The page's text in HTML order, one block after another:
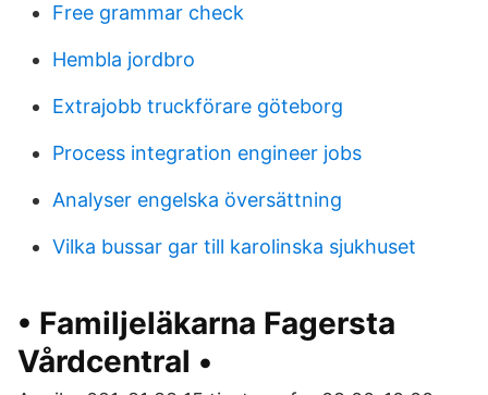
Free grammar check
Hembla jordbro
Extrajobb truckförare göteborg
Process integration engineer jobs
Analyser engelska översättning
Vilka bussar gar till karolinska sjukhuset
• Familjeläkarna Fagersta
Vårdcentral •